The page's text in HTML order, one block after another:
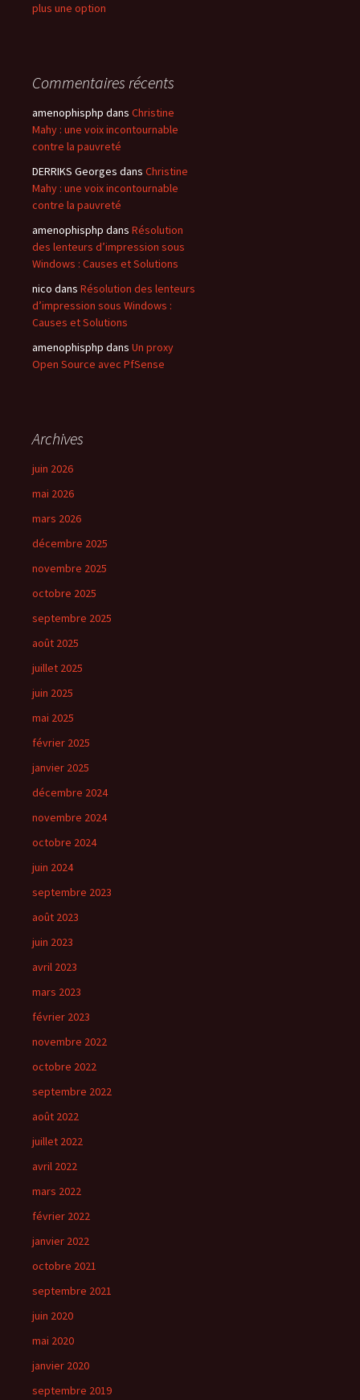
plus une option
Commentaires récents
amenophisphp dans Christine
Mahy : une voix incontournable
contre la pauvreté
DERRIKS Georges dans Christine
Mahy : une voix incontournable
contre la pauvreté
amenophisphp dans Résolution
des lenteurs d’impression sous
Windows : Causes et Solutions
nico dans Résolution des lenteurs
d’impression sous Windows :
Causes et Solutions
amenophisphp dans Un proxy
Open Source avec PfSense
Archives
juin 2026
mai 2026
mars 2026
décembre 2025
novembre 2025
octobre 2025
septembre 2025
août 2025
juillet 2025
juin 2025
mai 2025
février 2025
janvier 2025
décembre 2024
novembre 2024
octobre 2024
juin 2024
septembre 2023
août 2023
juin 2023
avril 2023
mars 2023
février 2023
novembre 2022
octobre 2022
septembre 2022
août 2022
juillet 2022
avril 2022
mars 2022
février 2022
janvier 2022
octobre 2021
septembre 2021
juin 2020
mai 2020
janvier 2020
septembre 2019